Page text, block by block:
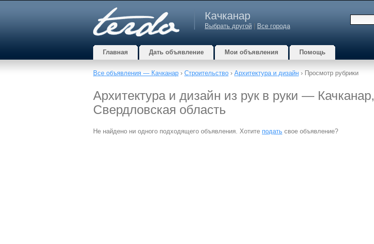
Качканар
Выбрать другой Все города
Главная Дать объявление Мои объявления Помощь
Все объявления — Качканар › Строительство › Архитектура и дизайн › Просмотр рубрики
Архитектура и дизайн из рук в руки — Качканар,
Свердловская область
Не найдено ни одного подходящего объявления. Хотите подать свое объявление?